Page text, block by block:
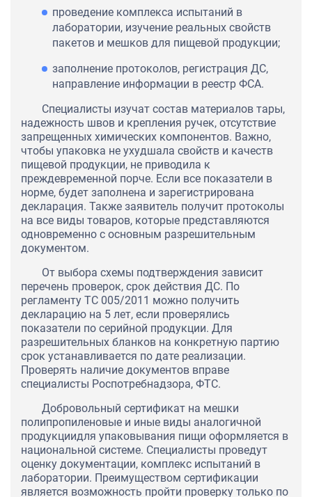
проведение комплекса испытаний в
лаборатории, изучение реальных свойств
пакетов и мешков для пищевой продукции;
заполнение протоколов, регистрация ДС,
направление информации в реестр ФСА.
Специалисты изучат состав материалов тары,
надежность швов и крепления ручек, отсутствие
запрещенных химических компонентов. Важно,
чтобы упаковка не ухудшала свойств и качеств
пищевой продукции, не приводила к
преждевременной порче. Если все показатели в
норме, будет заполнена и зарегистрирована
декларация. Также заявитель получит протоколы
на все виды товаров, которые представляются
одновременно с основным разрешительным
документом.
От выбора схемы подтверждения зависит
перечень проверок, срок действия ДС. По
регламенту ТС 005/2011 можно получить
декларацию на 5 лет, если проверялись
показатели по серийной продукции. Для
разрешительных бланков на конкретную партию
срок устанавливается по дате реализации.
Проверять наличие документов вправе
специалисты Роспотребнадзора, ФТС.
Добровольный сертификат на мешки
полипропиленовые и иные виды аналогичной
продукциидля упаковывания пищи оформляется в
национальной системе. Специалисты проведут
оценку документации, комплекс испытаний в
лаборатории. Преимуществом сертификации
является возможность пройти проверку только по